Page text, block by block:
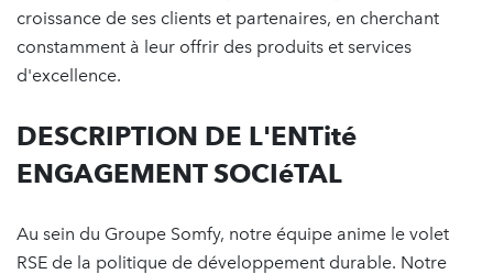
croissance de ses clients et partenaires, en cherchant
constamment à leur offrir des produits et services
d'excellence.
DESCRIPTION DE L'ENTité
ENGAGEMENT SOCIéTAL
Au sein du Groupe Somfy, notre équipe anime le volet
RSE de la politique de développement durable. Notre